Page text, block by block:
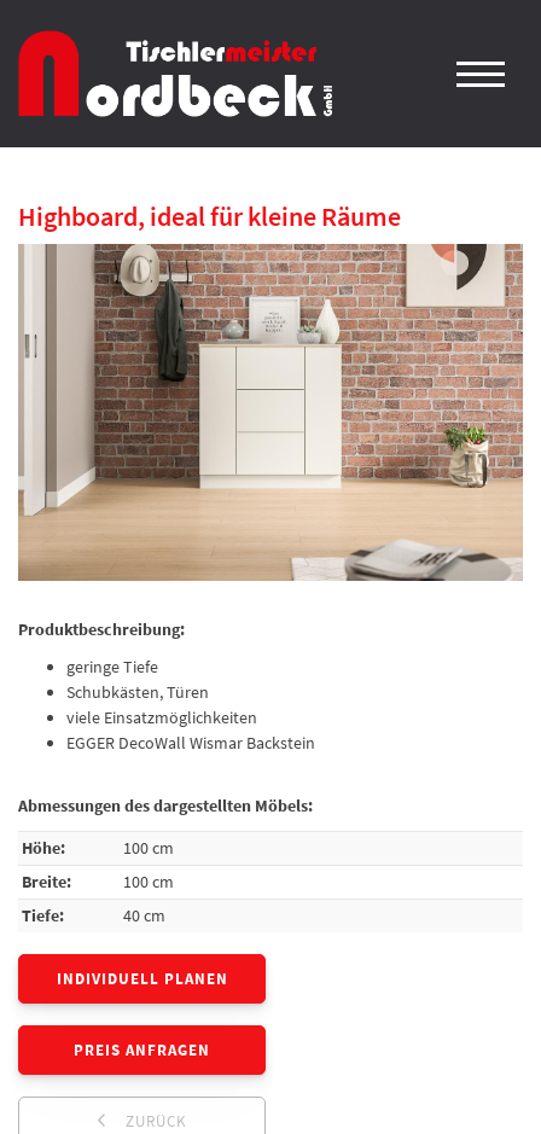
Highboard, ideal für kleine Räume
Produktbeschreibung:
geringe Tiefe
Schubkästen, Türen
viele Einsatzmöglichkeiten
EGGER DecoWall Wismar Backstein
Abmessungen des dargestellten Möbels:
Höhe:
100 cm
Breite:
100 cm
Tiefe:
40 cm
INDIVIDUELL PLANEN
PREIS ANFRAGEN
ZURÜCK